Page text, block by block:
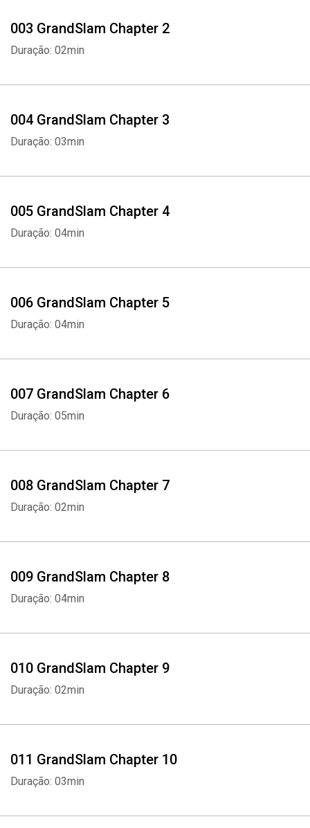
003 GrandSlam Chapter 2
Duração: 02min
004 GrandSlam Chapter 3
Duração: 03min
005 GrandSlam Chapter 4
Duração: 04min
006 GrandSlam Chapter 5
Duração: 04min
007 GrandSlam Chapter 6
Duração: 05min
008 GrandSlam Chapter 7
Duração: 02min
009 GrandSlam Chapter 8
Duração: 04min
010 GrandSlam Chapter 9
Duração: 02min
011 GrandSlam Chapter 10
Duração: 03min